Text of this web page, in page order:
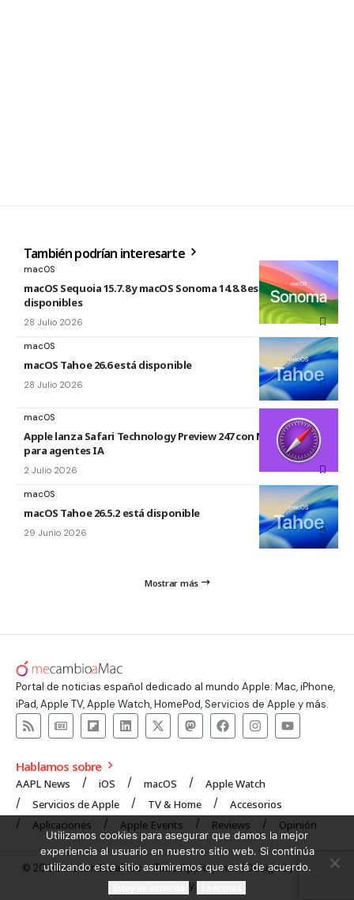
También podrían interesarte
macOS
macOS Sequoia 15.7.8 y macOS Sonoma 14.8.8 están
disponibles
28 Julio 2026
macOS
macOS Tahoe 26.6 está disponible
28 Julio 2026
macOS
Apple lanza Safari Technology Preview 247 con MCP Server
para agentes IA
2 Julio 2026
macOS
macOS Tahoe 26.5.2 está disponible
29 Junio 2026
Mostrar más
Portal de noticias español dedicado al mundo Apple: Mac, iPhone,
iPad, Apple TV, Apple Watch, HomePod, Servicios de Apple y más.
Hablamos sobre
AAPL News iOS macOS
Apple Watch
Servicios de Apple
TV & Home
Accesorios
Aplicaciones
Apple Events Reviews Opinión
© 2008 mecambioaMac – Todo Apple y más | Design byUNXON
Agency.
Utilizamos cookies para asegurar que damos la mejor
experiencia al usuario en nuestro sitio web. Si continúa
utilizando este sitio asumiremos que está de acuerdo.